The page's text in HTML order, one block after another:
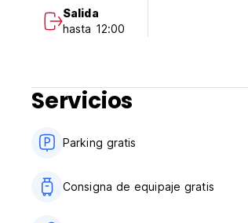
Salida
hasta 12:00
Servicios
Parking gratis
Consigna de equipaje gratis